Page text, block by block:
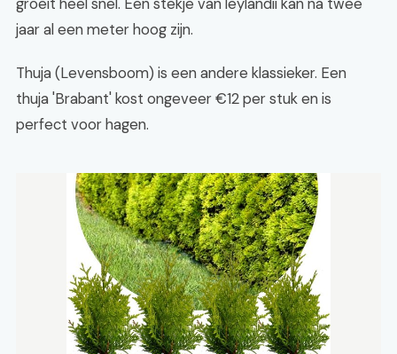
jaar al een meter hoog zijn.
Thuja (Levensboom) is een andere klassieker. Een
thuja 'Brabant' kost ongeveer €12 per stuk en is
perfect voor hagen.